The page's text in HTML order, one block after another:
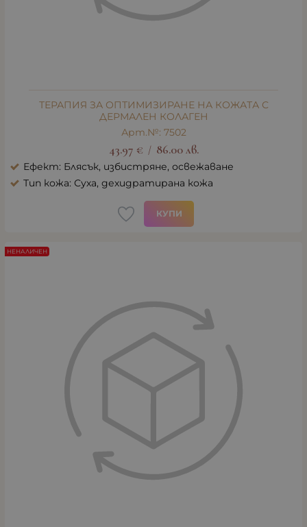
ТЕРАПИЯ ЗА ОПТИМИЗИРАНЕ НА КОЖАТА С
ДЕРМАЛЕН КОЛАГЕН
Арт.№: 7502
43.97 € / 86.00 лв.
Ефект: Блясък, избистряне, освежаване
Тип кожа: Суха, дехидратирана кожа
КУПИ
НЕНАЛИЧЕН